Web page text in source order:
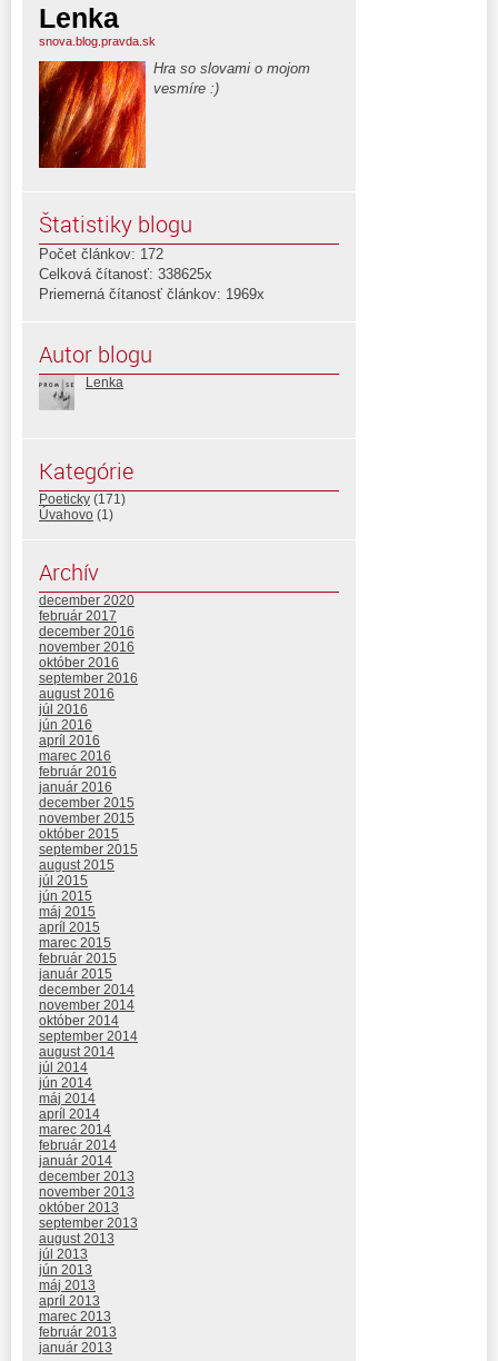
Lenka
snova.blog.pravda.sk
Hra so slovami o mojom
vesmíre :)
Štatistiky blogu
Počet článkov: 172
Celková čítanosť: 338625x
Priemerná čítanosť článkov: 1969x
Autor blogu
Lenka
Kategórie
Poeticky (171)
Úvahovo (1)
Archív
december 2020
február 2017
december 2016
november 2016
október 2016
september 2016
august 2016
júl 2016
jún 2016
apríl 2016
marec 2016
február 2016
január 2016
december 2015
november 2015
október 2015
september 2015
august 2015
júl 2015
jún 2015
máj 2015
apríl 2015
marec 2015
február 2015
január 2015
december 2014
november 2014
október 2014
september 2014
august 2014
júl 2014
jún 2014
máj 2014
apríl 2014
marec 2014
február 2014
január 2014
december 2013
november 2013
október 2013
september 2013
august 2013
júl 2013
jún 2013
máj 2013
apríl 2013
marec 2013
február 2013
január 2013